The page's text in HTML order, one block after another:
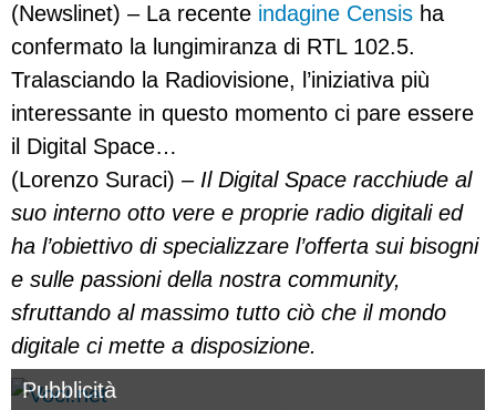
(Newslinet) – La recente indagine Censis ha
confermato la lungimiranza di RTL 102.5.
Tralasciando la Radiovisione, l’iniziativa più
interessante in questo momento ci pare essere
il Digital Space…
(Lorenzo Suraci) – Il Digital Space racchiude al
suo interno otto vere e proprie radio digitali ed
ha l’obiettivo di specializzare l’offerta sui bisogni
e sulle passioni della nostra community,
sfruttando al massimo tutto ciò che il mondo
digitale ci mette a disposizione.
Pubblicità